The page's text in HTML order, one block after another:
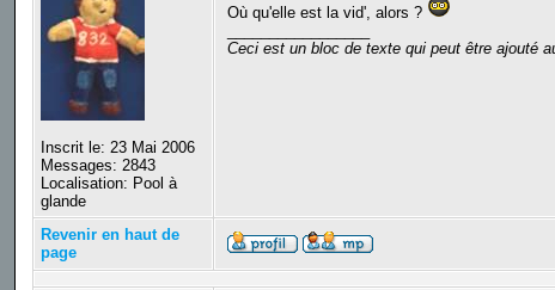
Inscrit le: 23 Mai 2006
Messages: 2843
Localisation: Pool à
glande
Où qu'elle est la vid', alors ?
Ceci est un bloc de texte qui peut être ajouté
Revenir en haut de
page